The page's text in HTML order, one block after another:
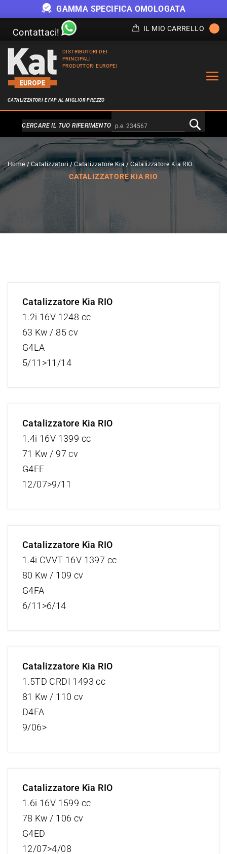
OFFERTE FINO AD ESAURIMENTO
Contattaci! IL MIO CARRELLO
DISTRIBUTORI DEI
PRINCIPALI
PRODUTTORI EUROPEI
CATALIZZATORI E FAP AL MIGLIOR PREZZO
Alternativa a Doofinder
CERCARE IL TUO RIFERIMENTO
Home Catalizzatori Catalizzatore Kia Catalizzatore Kia RIO
CATALIZZATORE KIA RIO
Catalizzatore Kia RIO
1.2i 16V 1248 cc
63 Kw / 85 cv
G4LA
5/11>11/14
Catalizzatore Kia RIO
1.4i 16V 1399 cc
71 Kw / 97 cv
G4EE
12/07>9/11
Catalizzatore Kia RIO
1.4i CVVT 16V 1397 cc
80 Kw / 109 cv
G4FA
6/11>6/14
Catalizzatore Kia RIO
1.5TD CRDI 1493 cc
81 Kw / 110 cv
D4FA
9/06>
Catalizzatore Kia RIO
1.6i 16V 1599 cc
78 Kw / 106 cv
G4ED
12/07>4/08